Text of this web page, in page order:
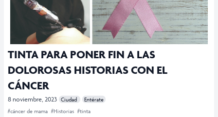
TINTA PARA PONER FIN A LAS
DOLOROSAS HISTORIAS CON EL
CÁNCER
8 noviembre, 2023 Ciudad
Entérate
#cáncer de mama #Historias #tinta